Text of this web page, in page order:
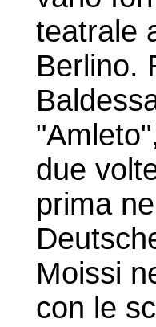
teatrale
Berlino.
due
prima
Moissi
con le